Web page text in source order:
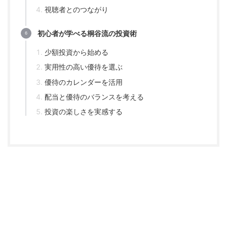
視聴者とのつながり
初心者が学べる桐谷流の投資術
少額投資から始める
実用性の高い優待を選ぶ
優待のカレンダーを活用
配当と優待のバランスを考える
投資の楽しさを実感する